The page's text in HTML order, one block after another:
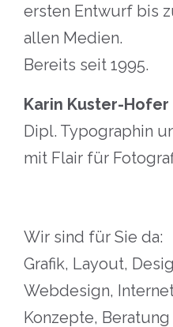
ersten Entwurf bis
allen Medien.
Bereits seit 1995.
Karin Kuster-Hofer
Dipl. Typographin
mit Flair für
Wir sind für Sie da:
Grafik, Layout,
Webdesign,
Konzepte,